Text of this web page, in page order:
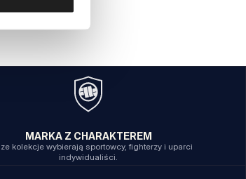
MARKA Z CHARAKTEREM
kolekcje wybierają sportowcy, fighterzy i uparci
indywidualiści.